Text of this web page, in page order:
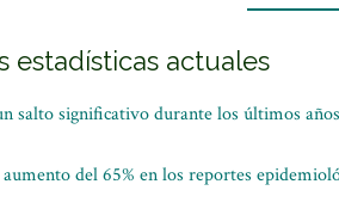
estadísticas actuales
salto significativo durante los últimos
del 65% en los reportes